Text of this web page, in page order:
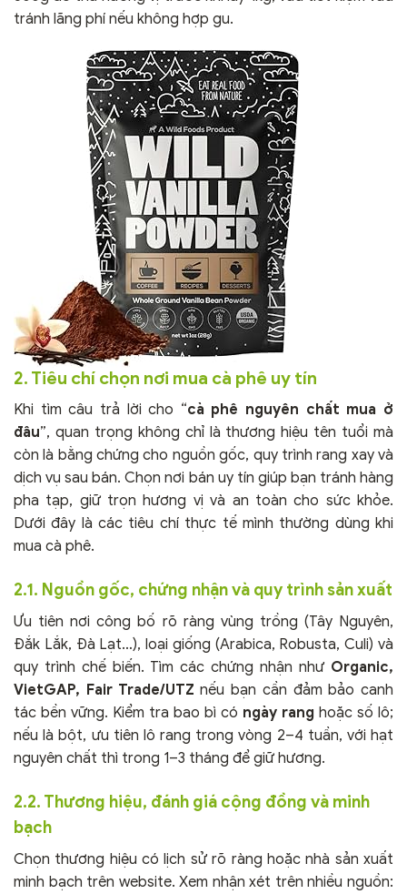
tránh lãng phí nếu không hợp gu.
2. Tiêu chí chọn nơi mua cà phê uy tín
Khi tìm câu trả lời cho “cà phê nguyên chất mua ở
đâu”, quan trọng không chỉ là thương hiệu tên tuổi mà
còn là bằng chứng cho nguồn gốc, quy trình rang xay và
dịch vụ sau bán. Chọn nơi bán uy tín giúp bạn tránh hàng
pha tạp, giữ trọn hương vị và an toàn cho sức khỏe.
Dưới đây là các tiêu chí thực tế mình thường dùng khi
mua cà phê.
2.1. Nguồn gốc, chứng nhận và quy trình sản xuất
Ưu tiên nơi công bố rõ ràng vùng trồng (Tây Nguyên,
Đắk Lắk, Đà Lạt…), loại giống (Arabica, Robusta, Culi) và
quy trình chế biến. Tìm các chứng nhận như Organic,
VietGAP, Fair Trade/UTZ nếu bạn cần đảm bảo canh
tác bền vững. Kiểm tra bao bì có ngày rang hoặc số lô;
nếu là bột, ưu tiên lô rang trong vòng 2–4 tuần, với hạt
nguyên chất thì trong 1–3 tháng để giữ hương.
2.2. Thương hiệu, đánh giá cộng đồng và minh
bạch
Chọn thương hiệu có lịch sử rõ ràng hoặc nhà sản xuất
minh bạch trên website. Xem nhận xét trên nhiều nguồn: